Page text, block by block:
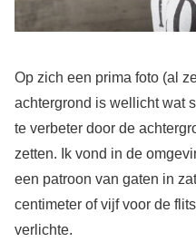
Op zich een prima foto (al
achtergrond is wellicht wat
te verbeter door de
zetten. Ik vond in de
een patroon van gaten in
centimeter of vijf voor de
verlichte.